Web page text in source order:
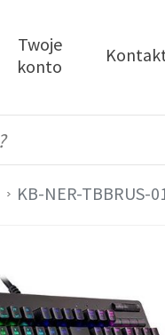
Twoje
konto
KB-NER-TBBRUS-